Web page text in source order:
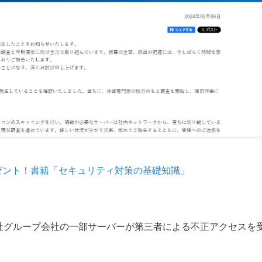
ト！書籍「セキュリティ対策の基礎知識」
ループ会社の一部サーバーが第三者による不正アクセスを